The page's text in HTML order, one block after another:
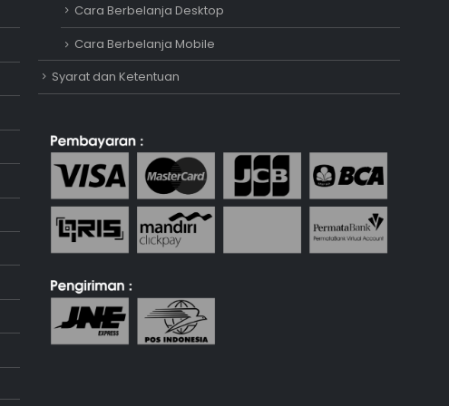
Cara Berbelanja Desktop
Cara Berbelanja Mobile
Syarat dan Ketentuan
Online